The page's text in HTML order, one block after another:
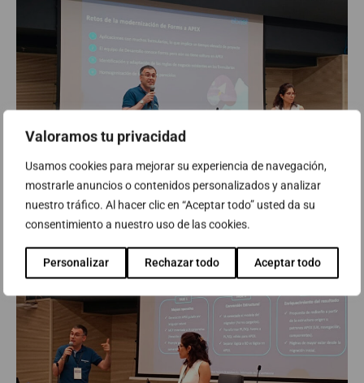
Valoramos tu privacidad
Usamos cookies para mejorar su experiencia de navegación,
mostrarle anuncios o contenidos personalizados y analizar
nuestro tráfico. Al hacer clic en “Aceptar todo” usted da su
consentimiento a nuestro uso de las cookies.
Personalizar Rechazar todo Aceptar todo